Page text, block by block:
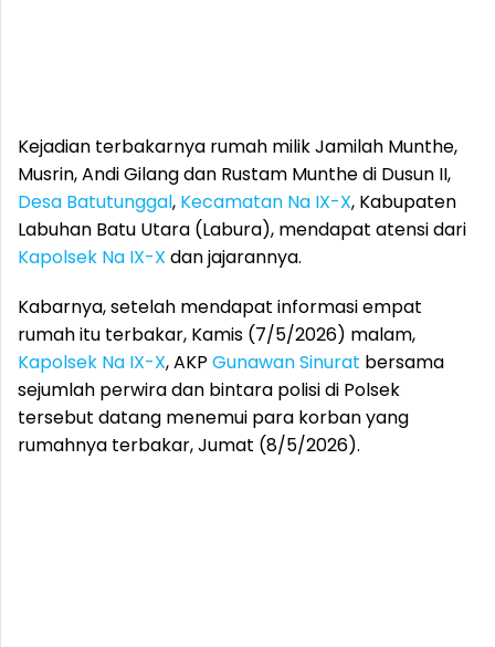
Kejadian terbakarnya rumah milik Jamilah Munthe,
Musrin, Andi Gilang dan Rustam Munthe di Dusun II,
Desa Batutunggal, Kecamatan Na IX-X, Kabupaten
Labuhan Batu Utara (Labura), mendapat atensi dari
Kapolsek Na IX-X dan jajarannya.
Kabarnya, setelah mendapat informasi empat
rumah itu terbakar, Kamis (7/5/2026) malam,
Kapolsek Na IX-X, AKP Gunawan Sinurat bersama
sejumlah perwira dan bintara polisi di Polsek
tersebut datang menemui para korban yang
rumahnya terbakar, Jumat (8/5/2026).